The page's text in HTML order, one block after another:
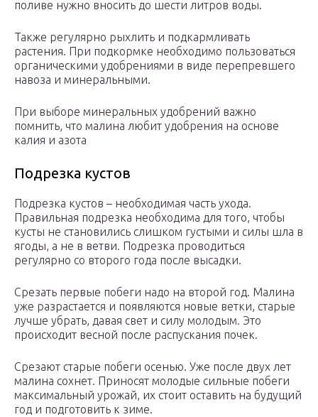
поливе нужно вносить до шести литров воды.
Также регулярно рыхлить и подкармливать
растения. При подкормке необходимо пользоваться
органическими удобрениями в виде перепревшего
навоза и минеральными.
При выборе минеральных удобрений важно
помнить, что малина любит удобрения на основе
калия и азота
Подрезка кустов
Подрезка кустов – необходимая часть ухода.
Правильная подрезка необходима для того, чтобы
кусты не становились слишком густыми и силы шла в
ягоды, а не в ветви. Подрезка проводиться
регулярно со второго года после высадки.
Срезать первые побеги надо на второй год. Малина
уже разрастается и появляются новые ветки, старые
лучше убрать, давая свет и силу молодым. Это
происходит весной после распускания почек.
Срезают старые побеги осенью. Уже после двух лет
малина сохнет. Приносят молодые сильные побеги
максимальный урожай, их стоит оставить на будущий
год и подготовить к зиме.